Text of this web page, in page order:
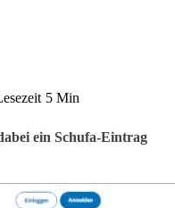
5 Min
ein Schufa-Eintrag